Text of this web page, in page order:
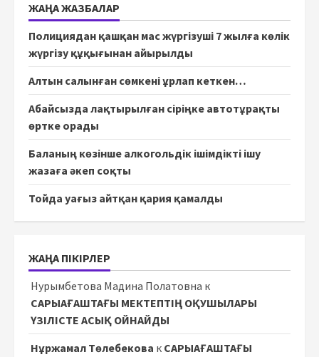
ЖАҢА ЖАЗБАЛАР
Полициядан қашқан мас жүргізуші 7 жылға көлік
жүргізу құқығынан айырылды
Алтын салынған сөмкені ұрлап кеткен…
Абайсызда лақтырылған сіріңке автотұрақты
өртке орады
Баланың көзінше алкогольдік ішімдікті ішу
жазаға әкеп соқты
Тойда уағыз айтқан қария қамалды
ЖАҢА ПІКІРЛЕР
Нурымбетова Мадина Полатовна к
САРЫАҒАШТАҒЫ МЕКТЕПТІҢ ОҚУШЫЛАРЫ
ҮЗІЛІСТЕ АСЫҚ ОЙНАЙДЫ
Нұржамал Төлебекова к САРЫАҒАШТАҒЫ